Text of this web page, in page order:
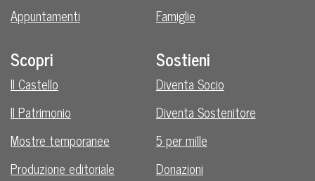
Appuntamenti
Famiglie
Scopri
Il Castello
Il Patrimonio
Mostre temporanee
Produzione editoriale
Sostieni
Diventa Socio
Diventa Sostenitore
5 per mille
Donazioni